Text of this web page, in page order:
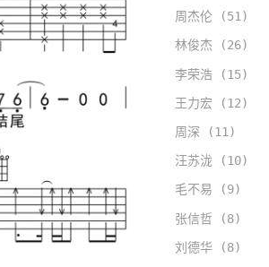
周杰伦 (51)
林俊杰 (26)
李荣浩 (15)
王力宏 (12)
周深 (11)
汪苏泷 (10)
毛不易 (9)
张信哲 (8)
刘德华 (8)